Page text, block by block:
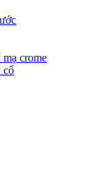
crome
cổ